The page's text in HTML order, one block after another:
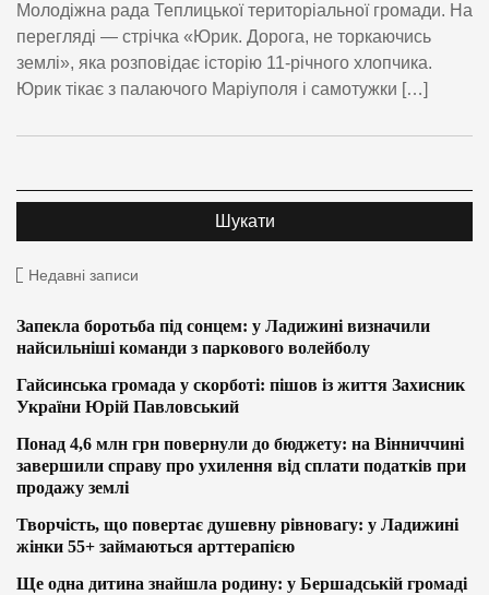
Молодіжна рада Теплицької територіальної громади. На
перегляді — стрічка «Юрик. Дорога, не торкаючись
землі», яка розповідає історію 11-річного хлопчика.
Юрик тікає з палаючого Маріуполя і самотужки […]
Недавні записи
Запекла боротьба під сонцем: у Ладижині визначили
найсильніші команди з паркового волейболу
Гайсинська громада у скорботі: пішов із життя Захисник
України Юрій Павловський
Понад 4,6 млн грн повернули до бюджету: на Вінниччині
завершили справу про ухилення від сплати податків при
продажу землі
Творчість, що повертає душевну рівновагу: у Ладижині
жінки 55+ займаються арттерапією
Ще одна дитина знайшла родину: у Бершадській громаді